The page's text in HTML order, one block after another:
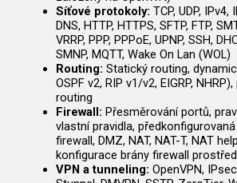
Síťové protokoly: TCP, UDP, IPv4,
DNS, HTTP, HTTPS, SFTP, FTP,
VRRP, PPP, PPPoE, UPNP, SSH,
SMNP, MQTT, Wake On Lan (WOL)
Routing: Statický routing,
OSPF v2, RIP v1/v2, EIGRP,
routing
Firewall: Přesměrování portů,
vlastní pravidla,
firewall, DMZ, NAT, NAT-T, NAT
konfigurace brány firewall
VPN a tunneling: OpenVPN,